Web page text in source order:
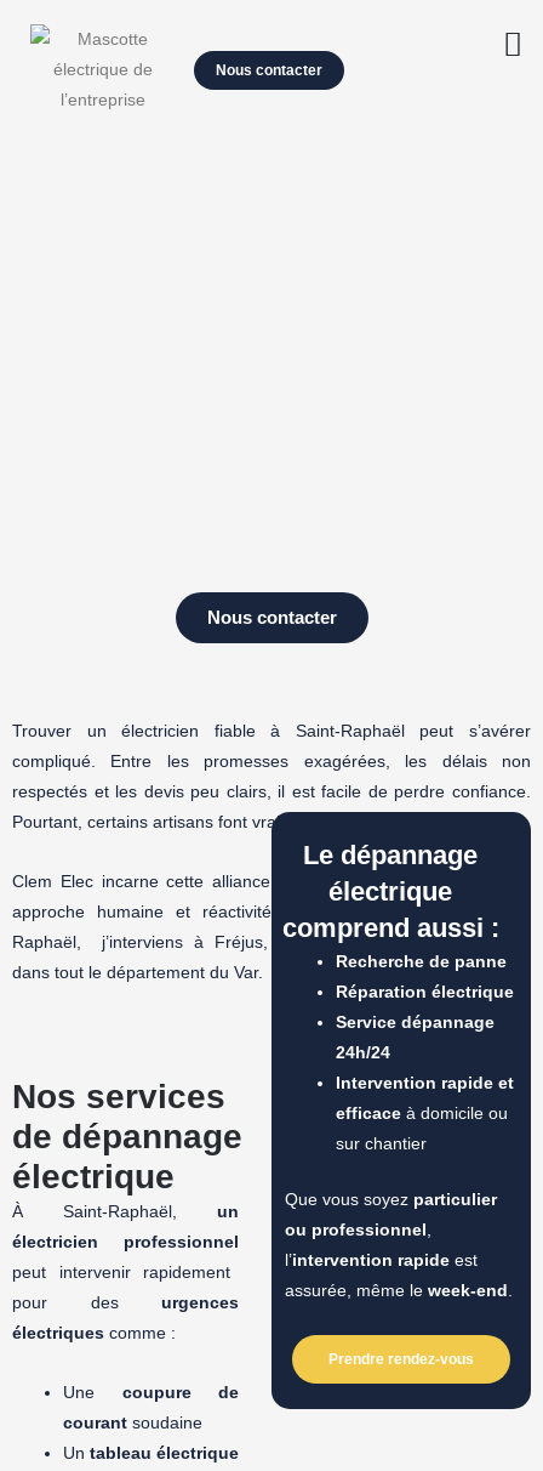
Nous contacter
Nous contacter
Trouver un électricien fiable à Saint-Raphaël peut s’avérer
compliqué. Entre les promesses exagérées, les délais non
respectés et les devis peu clairs, il est facile de perdre confiance.
Pourtant, certains artisans font vraiment la différence.
Clem Elec incarne cette alliance parfaite entre qualité de travail,
approche humaine et réactivité exemplaire. Implanté à Saint-
Raphaël, j’interviens à Fréjus, Sainte-Maxime, Saint-Aygulf, et
dans tout le département du Var.
Nos services
de dépannage
électrique
À Saint-Raphaël, un
électricien professionnel
peut intervenir rapidement
pour des urgences
électriques comme :
Une coupure de
courant soudaine
Un tableau électrique
Le dépannage
électrique
comprend aussi :
Recherche de panne
Réparation électrique
Service dépannage
24h/24
Intervention rapide et
efficace à domicile ou
sur chantier
Que vous soyez particulier
ou professionnel
l’intervention rapide est
assurée, même le week-end
Prendre rendez-vous